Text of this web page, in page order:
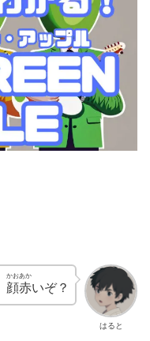
はると
顔
かお
赤
あか
いぞ？